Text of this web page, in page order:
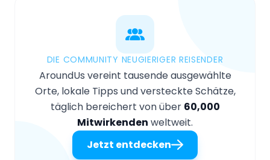
DIE COMMUNITY NEUGIERIGER REISENDER
AroundUs vereint tausende ausgewählte
Orte, lokale Tipps und versteckte Schätze,
täglich bereichert von über 60,000
Mitwirkenden weltweit.
Jetzt entdecken